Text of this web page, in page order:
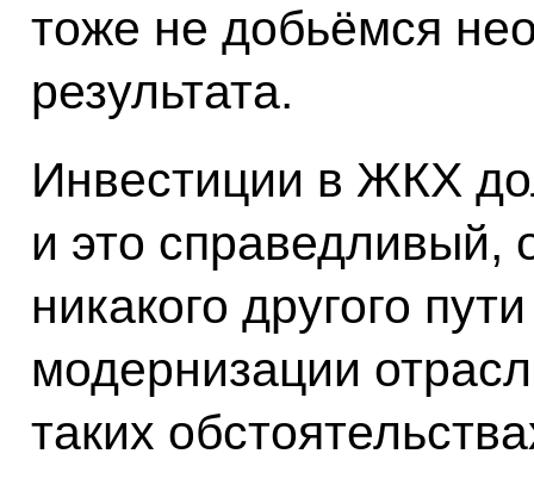
тоже не добьёмся
результата.
Инвестиции в ЖКХ
и это справедливый,
никакого другого
модернизации
таких